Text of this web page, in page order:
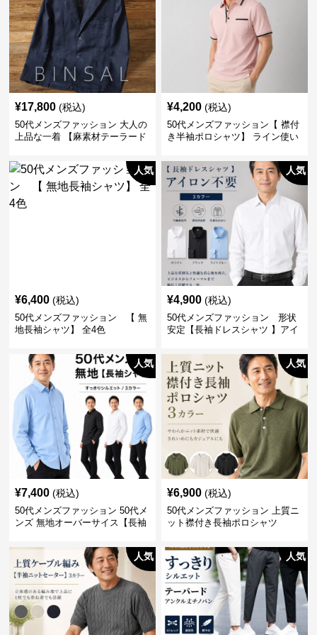
¥17,800 (税込)
50代メンズファッション 大人の
上品な一着 【麻素材テーラード
¥4,200 (税込)
50代メンズファッション【 襟付
き半袖ポロシャツ】 ライン使い
人気
¥6,400 (税込)
50代メンズファッション 【 無
地長袖シャツ】 全4色
人気
¥4,900 (税込)
50代メンズファッション 形状
安定【長袖ドレスシャツ 】アイ
人気
¥7,400 (税込)
50代メンズファッション 50代メ
ンズ 無地オーバーサイス【長袖
人気
¥6,900 (税込)
50代メンズファッション 上質ニ
ット襟付き長袖ポロシャツ
人気 人気